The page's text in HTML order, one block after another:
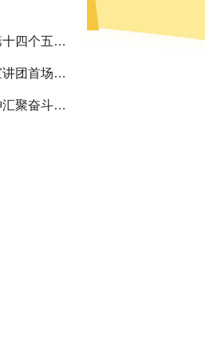
中共中央关于制定国民经济和社会发展第十四个五年规划和二〇三五年远景目标的建议
学习贯彻党的十九届五中全会精神中央宣讲团首场报告会在京举行
黄坤明：扎扎实实学习宣传贯彻全会精神汇聚奋斗“十四五”、奋进新征程的强大力量